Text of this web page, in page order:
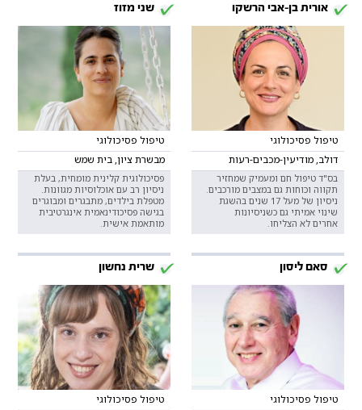
אורית בן-אבי הרשקו
טיפול פסיכולוגי
דולב, מודיעין-מכבים-רעות
בס"ד טיפול חם ומעמיק שמחזיר
תקווה וכוחות גם במצבים מורכבים.
ניסיון של מעל 17 שנים בהשגת
שינוי אמיתי גם כשניסיונות
אחרים לא הצליחו.
שני מזוז
טיפול פסיכולוגי
מבשרת ציון, בית שמש
פסיכולוגית קלינית מומחית, בעלת
ניסיון רב עם אוכלוסיות מגוונות.
מטפלת בילדים, מתבגרים ומבוגרים
בגישה פסיכודינאמית אינגרטיבית
מותאמת אישית.
סאם ליסון
טיפול פסיכולוגי
שרית נחשון
טיפול פסיכולוגי